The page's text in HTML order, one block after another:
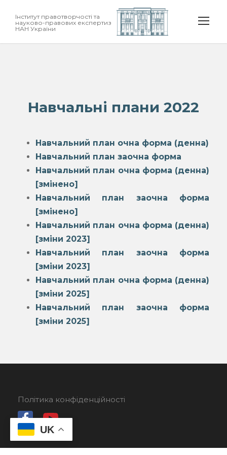
Інститут правотворчості та
науково-правових експертиз
НАН України
Навчальні плани 2022
Навчальний план очна форма (денна)
Навчальний план заочна форма
Навчальний план очна форма (денна)
[змінено]
Навчальний план заочна форма
[змінено]
Навчальний план очна форма (денна)
[зміни 2023]
Навчальний план заочна форма
[зміни 2023]
Навчальний план очна форма (денна)
[зміни 2025]
Навчальний план заочна форма
[зміни 2025]
Політика конфіденційності
UK